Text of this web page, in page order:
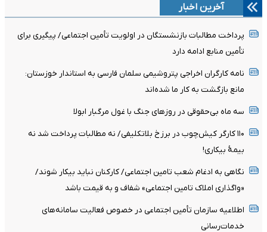
آخرین اخبار
پرداخت مطالبات بازنشستگان در اولویت تأمین اجتماعی/ پیگیری برای
تأمین منابع ادامه دارد
نامه کارگران اخراجی پتروشیمی سلمان فارسی به استاندار خوزستان:
مانع بازگشت به کار ما شده‌اند
سه ماه بی‌حقوقی در روزهای جنگ با غول مرگبار ابولا
۱۱۰ کارگر کیش‌چوب در برزخ بلاتکلیفی/ نه مطالبات پرداخت شد نه
بیمۀ بیکاری!
نگاهی به ادغام شعب تامین اجتماعی/ کارکنان نباید بیکار شوند/
«واگذاری املاک تامین اجتماعی» شفاف و به قیمت باشد
اطلاعیه سازمان تأمین اجتماعی در خصوص فعالیت سامانه‌های
خدمات‌رسانی